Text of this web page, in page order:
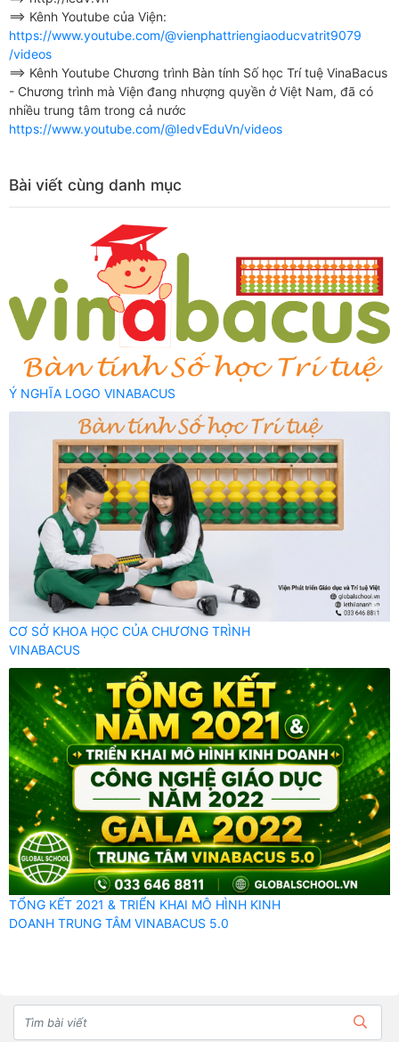
==> Kênh Youtube của Viện:
https://www.youtube.com/@vienphattriengiaoducvatrit9079
/videos
==> Kênh Youtube Chương trình Bàn tính Số học Trí tuệ VinaBacus
- Chương trình mà Viện đang nhượng quyền ở Việt Nam, đã có
nhiều trung tâm trong cả nước
https://www.youtube.com/@IedvEduVn/videos
Bài viết cùng danh mục
Ý NGHĨA LOGO VINABACUS
CƠ SỞ KHOA HỌC CỦA CHƯƠNG TRÌNH
VINABACUS
TỔNG KẾT 2021 & TRIỂN KHAI MÔ HÌNH KINH
DOANH TRUNG TÂM VINABACUS 5.0